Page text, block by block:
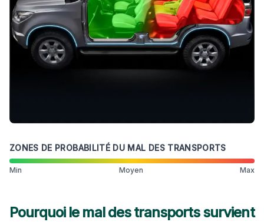
ZONES DE PROBABILITÉ DU MAL DES TRANSPORTS
Min Moyen Max
Pourquoi le mal des transports survient